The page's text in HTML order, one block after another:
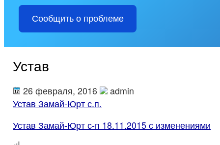
Сообщить о проблеме
Устав
26 февраля, 2016
admin
Устав Замай-Юрт с.п.
Устав Замай-Юрт с-п 18.11.2015 с изменениями